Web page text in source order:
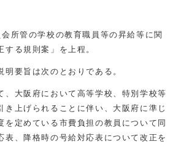
所管の学校の教育職員等の昇給等に関
る規則案」を上程。
明要旨は次のとおりである。
、大阪府において高等学校、特別学校等
き上げられることに伴い、大阪府に準じ
を定めている市費負担の教員について同
表、降格時の号給対応表について改正を